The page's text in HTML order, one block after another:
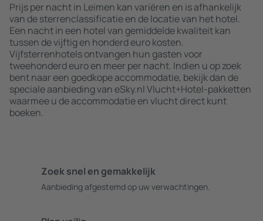
Prijs per nacht in Leimen kan variëren en is afhankelijk
van de sterrenclassificatie en de locatie van het hotel.
Een nacht in een hotel van gemiddelde kwaliteit kan
tussen de vijftig en honderd euro kosten.
Vijfsterrenhotels ontvangen hun gasten voor
tweehonderd euro en meer per nacht. Indien u op zoek
bent naar een goedkope accommodatie, bekijk dan de
speciale aanbieding van eSky.nl Vlucht+Hotel-pakketten
waarmee u de accommodatie en vlucht direct kunt
boeken.
Zoek snel en gemakkelijk
Aanbieding afgestemd op uw verwachtingen.